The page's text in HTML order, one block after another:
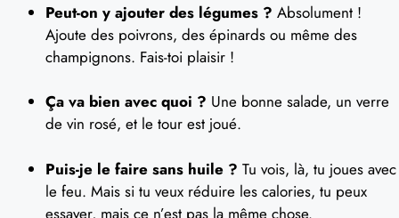
Peut-on y ajouter des légumes ? Absolument !
Ajoute des poivrons, des épinards ou même des
champignons. Fais-toi plaisir !
Ça va bien avec quoi ? Une bonne salade, un verre
de vin rosé, et le tour est joué.
Puis-je le faire sans huile ? Tu vois, là, tu joues avec
le feu. Mais si tu veux réduire les calories, tu peux
essayer, mais ce n’est pas la même chose.